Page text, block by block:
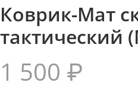
Коврик-Мат
тактический
1 500 ₽